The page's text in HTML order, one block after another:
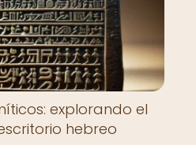
explorando el
hebreo